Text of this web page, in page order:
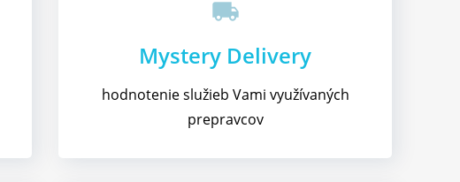
local_shipping
Mystery Delivery
hodnotenie služieb Vami využívaných
prepravcov